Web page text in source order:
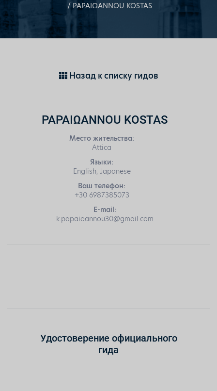
PAPAIΩANNOU KOSTAS
Назад к списку гидов
PAPAIΩANNOU KOSTAS
Место жительства:
Attica
Языки:
English, Japanese
Ваш телефон:
+30 6987385073
E-mail:
k.papaioannou30@gmail.com
Удостоверение официального
гида